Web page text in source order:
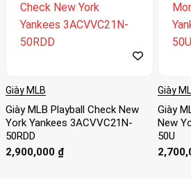
Giày MLB
Giày MLB Playball Check New
York Yankees 3ACVVC21N-
50RDD
2,900,000 ₫
Giày
Giày
New
50U